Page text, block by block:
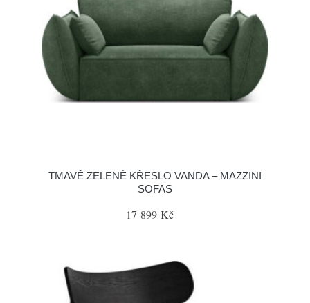
TMAVĚ ZELENÉ KŘESLO VANDA – MAZZINI
SOFAS
17 899 Kč